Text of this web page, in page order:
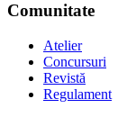
Comunitate
Atelier
Concursuri
Revistă
Regulament